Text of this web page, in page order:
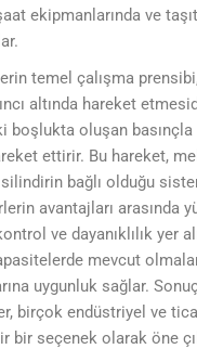
ekipmanlarında ve
temel çalışma
altında hareket
boşlukta oluşan
ettirir. Bu hareket,
bağlı olduğu
avantajları arasında
ve dayanıklılık yer
mevcut
uygunluk sağlar.
birçok endüstriyel ve
bir seçenek olarak öne